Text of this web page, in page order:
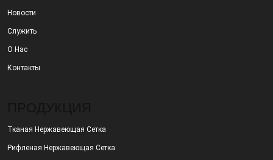
Новости
Служить
О Нас
Контакты
Тканая Нержавеющая Сетка
Рифленая Нержавеющая Сетка